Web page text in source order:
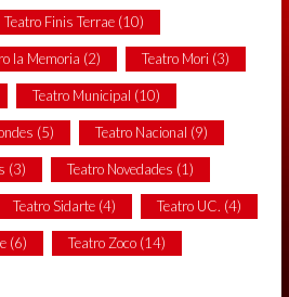
Teatro Finis Terrae(10)
la Memoria (2) Teatro Mori (3)
Teatro Municipal (10)
(5) Teatro Nacional (9)
(3) Teatro Novedades (1)
Teatro Sidarte(4) Teatro UC. (4)
(6) Teatro Zoco(14)